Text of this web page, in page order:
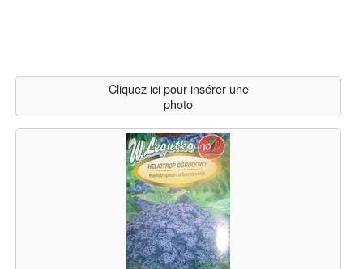
Cliquez ici pour insérer une
photo